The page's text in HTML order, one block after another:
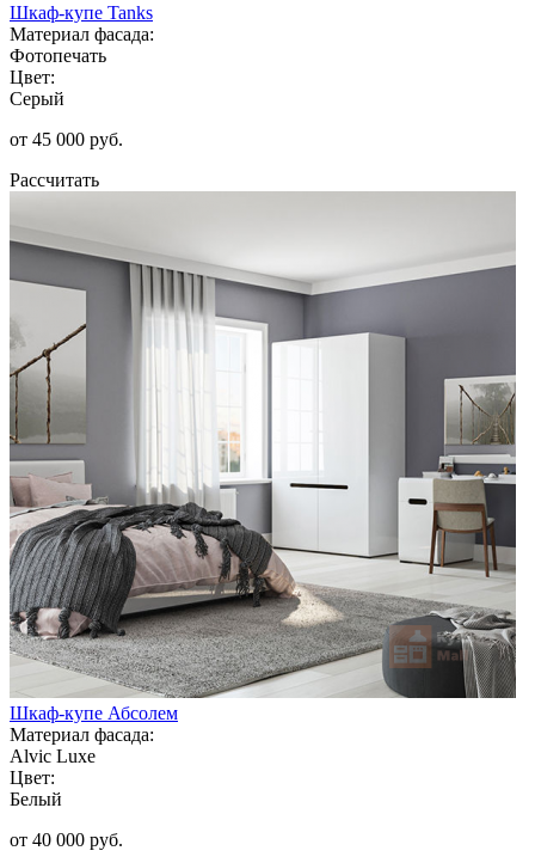
Шкаф-купе Tanks
Материал фасада:
Фотопечать
Цвет:
Серый
от 45 000 руб.
Рассчитать
Шкаф-купе Абсолем
Материал фасада:
Alvic Luxe
Цвет:
Белый
от 40 000 руб.